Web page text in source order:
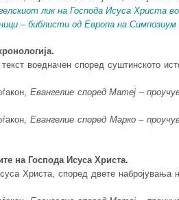
лик на Господа Исуса Христа
– библисти од Европа на
воедначен според суштинското
Евангелие според Матеј – проучу
Евангелие според Марко – проучу
на Господа Исуса Христа.
Христа, според двете набројувања